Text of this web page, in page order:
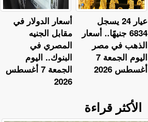
أسعار الدولار في
مقابل الجنيه
المصري في
البنوك.. اليوم
الجمعة 7 أغسطس
2026
عيار 24 يسجل
6834 جنيهًا.. أسعار
الذهب في مصر
اليوم الجمعة 7
أغسطس 2026
الأكثر قراءة